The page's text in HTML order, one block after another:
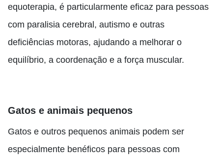
equoterapia, é particularmente eficaz para pessoas
com paralisia cerebral, autismo e outras
deficiências motoras, ajudando a melhorar o
equilíbrio, a coordenação e a força muscular.
Gatos e animais pequenos
Gatos e outros pequenos animais podem ser
especialmente benéficos para pessoas com